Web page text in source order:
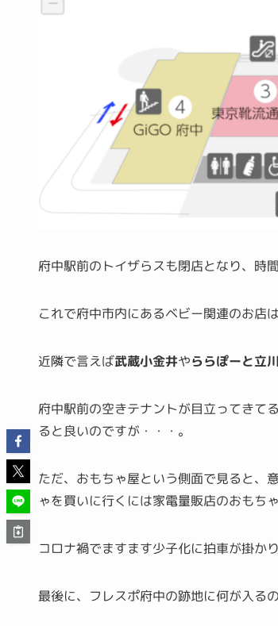
府中駅前のトイザらスも閉店となり、時
これで府中市内にあるベビー関連のお店は
近隣で言えば武蔵小金井やららぽーと立
府中駅前の空きテナントが目立ってきて
ると良いのですが・・・。
ただ、おもちゃ屋という側面で見ると、
ゃを買いに行くには家電量販店のおもち
コロナ禍でますます少子化に拍車が掛か
最後に、フレスポ府中の跡地に何が入る